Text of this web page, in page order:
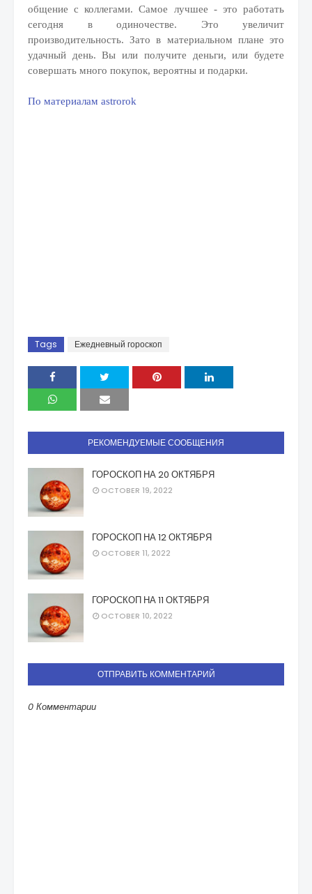
общение с коллегами. Самое лучшее - это работать
сегодня в одиночестве. Это увеличит
производительность. Зато в материальном плане это
удачный день. Вы или получите деньги, или будете
совершать много покупок, вероятны и подарки.
По материалам astrorok
Tags Ежедневный гороскоп
РЕКОМЕНДУЕМЫЕ СООБЩЕНИЯ
ГОРОСКОП НА 20 ОКТЯБРЯ
OCTOBER 19, 2022
ГОРОСКОП НА 12 ОКТЯБРЯ
OCTOBER 11, 2022
ГОРОСКОП НА 11 ОКТЯБРЯ
OCTOBER 10, 2022
ОТПРАВИТЬ КОММЕНТАРИЙ
0 Комментарии